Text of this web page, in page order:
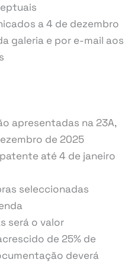
a 4 de dezembro
galeria e por e-mail aos
apresentadas na 23A,
de 2025
até 4 de janeiro
seleccionadas
será o valor
de 25% de
deverá